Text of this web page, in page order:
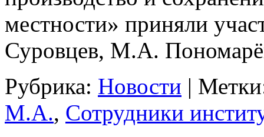
местности» приняли
Суровцев, М.А.
Рубрика: Новости |
М.А., Сотрудники